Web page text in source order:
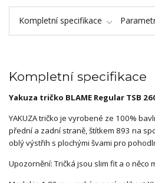
Kompletní specifikace
Kompletní specifikace
Yakuza tričko BLAME Regular TSB
YAKUZA tričko je vyrobené ze 100%
přední a zadní straně, štítkem 893 na
oblý výstřih s plochými švami pro
Upozornění: Tričká jsou slim fit a o něco